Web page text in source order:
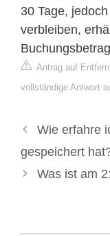
30 Tage,
verbleiben,
Antrag auf
vollständige Antwort
Wie erfahre
gespeichert
Was ist am